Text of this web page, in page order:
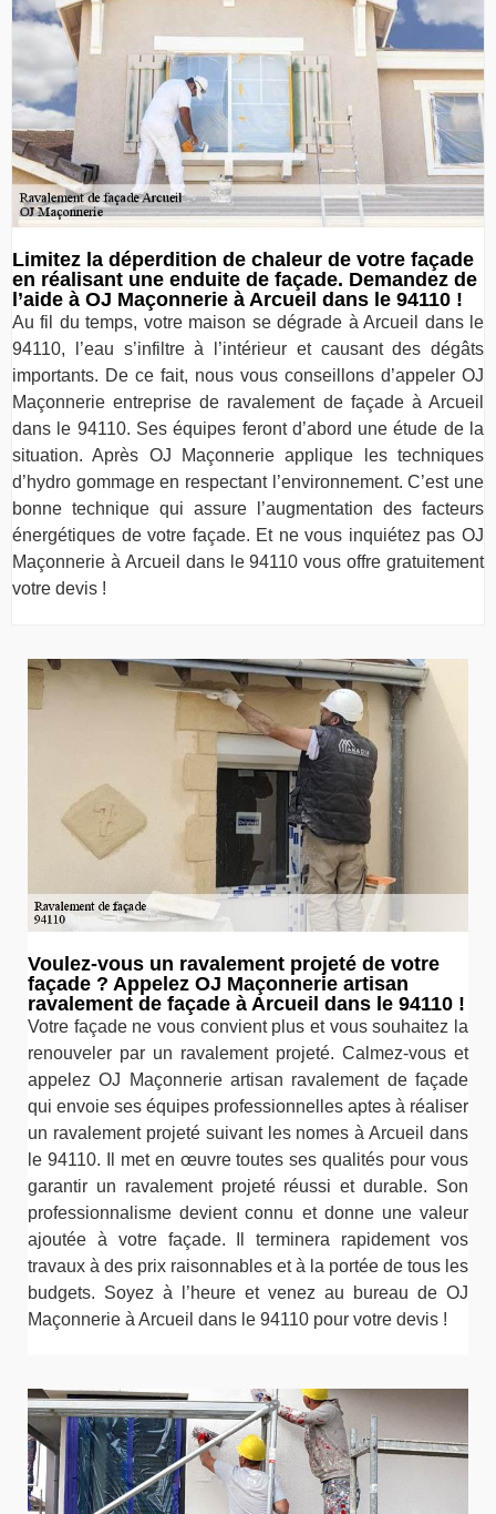
Limitez la déperdition de chaleur de votre façade
en réalisant une enduite de façade. Demandez de
l’aide à OJ Maçonnerie à Arcueil dans le 94110 !
Au fil du temps, votre maison se dégrade à Arcueil dans le
94110, l’eau s’infiltre à l’intérieur et causant des dégâts
importants. De ce fait, nous vous conseillons d’appeler OJ
Maçonnerie entreprise de ravalement de façade à Arcueil
dans le 94110. Ses équipes feront d’abord une étude de la
situation. Après OJ Maçonnerie applique les techniques
d’hydro gommage en respectant l’environnement. C’est une
bonne technique qui assure l’augmentation des facteurs
énergétiques de votre façade. Et ne vous inquiétez pas OJ
Maçonnerie à Arcueil dans le 94110 vous offre gratuitement
votre devis !
Voulez-vous un ravalement projeté de votre
façade ? Appelez OJ Maçonnerie artisan
ravalement de façade à Arcueil dans le 94110 !
Votre façade ne vous convient plus et vous souhaitez la
renouveler par un ravalement projeté. Calmez-vous et
appelez OJ Maçonnerie artisan ravalement de façade
qui envoie ses équipes professionnelles aptes à réaliser
un ravalement projeté suivant les nomes à Arcueil dans
le 94110. Il met en œuvre toutes ses qualités pour vous
garantir un ravalement projeté réussi et durable. Son
professionnalisme devient connu et donne une valeur
ajoutée à votre façade. Il terminera rapidement vos
travaux à des prix raisonnables et à la portée de tous les
budgets. Soyez à l’heure et venez au bureau de OJ
Maçonnerie à Arcueil dans le 94110 pour votre devis !